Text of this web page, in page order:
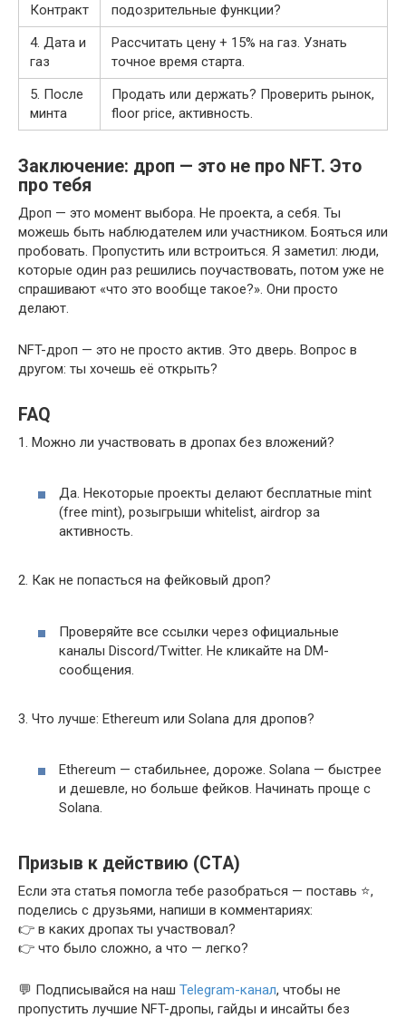
Контракт
подозрительные функции?
4. Дата и
газ
Рассчитать цену + 15% на газ. Узнать
точное время старта.
5. После
минта
Продать или держать? Проверить рынок,
floor price, активность.
Заключение: дроп — это не про NFT. Это
про тебя
Дроп — это момент выбора. Не проекта, а себя. Ты
можешь быть наблюдателем или участником. Бояться или
пробовать. Пропустить или встроиться. Я заметил: люди,
которые один раз решились поучаствовать, потом уже не
спрашивают «что это вообще такое?». Они просто
делают.
NFT-дроп — это не просто актив. Это дверь. Вопрос в
другом: ты хочешь её открыть?
FAQ
1. Можно ли участвовать в дропах без вложений?
Да. Некоторые проекты делают бесплатные mint
(free mint), розыгрыши whitelist, аirdrop за
активность.
2. Как не попасться на фейковый дроп?
Проверяйте все ссылки через официальные
каналы Discord/Twitter. Не кликайте на DM-
сообщения.
3. Что лучше: Ethereum или Solana для дропов?
Ethereum — стабильнее, дороже. Solana — быстрее
и дешевле, но больше фейков. Начинать проще с
Solana.
Призыв к действию (CTA)
Если эта статья помогла тебе разобраться — поставь ⭐️,
поделись с друзьями, напиши в комментариях:
👉 в каких дропах ты участвовал?
👉 что было сложно, а что — легко?
💬 Подписывайся на наш Telegram-канал, чтобы не
пропустить лучшие NFT-дропы, гайды и инсайты без